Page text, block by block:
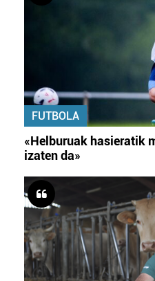
FUTBOLA
«Helburuak hasieratik
izaten da»